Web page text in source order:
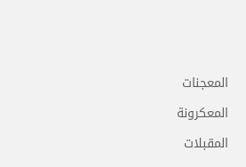
المعجنات
المعكرونة
المقبلات